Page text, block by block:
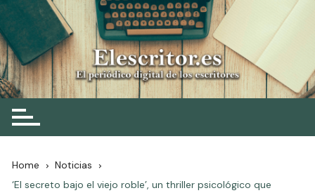
Skip
to
content
Elescritor.es
El periódico digital de los escritores
Home
Noticias
‘El secreto bajo el viejo roble’, un thriller psicológico que